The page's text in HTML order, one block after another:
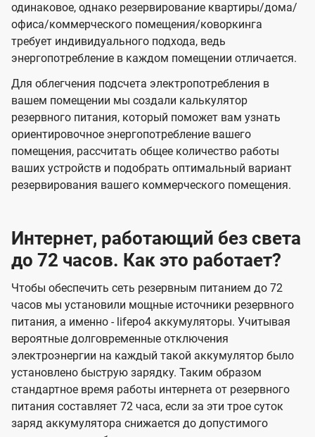
одинаковое, однако резервирование квартиры/дома/
офиса/коммерческого помещения/коворкинга
требует индивидуального подхода, ведь
энергопотребление в каждом помещении отличается.
Для облегчения подсчета электропотребления в
вашем помещении мы создали калькулятор
резервного питания, который поможет вам узнать
ориентировочное энергопотребление вашего
помещения, рассчитать общее количество работы
ваших устройств и подобрать оптимальный вариант
резервирования вашего коммерческого помещения.
Интернет, работающий без света
до 72 часов. Как это работает?
Чтобы обеспечить сеть резервным питанием до 72
часов мы установили мощные источники резервного
питания, а именно - lifepo4 аккумуляторы. Учитывая
вероятные долговременные отключения
электроэнергии на каждый такой аккумулятор было
установлено быструю зарядку. Таким образом
стандартное время работы интернета от резервного
питания составляет 72 часа, если за эти трое суток
заряд аккумулятора снижается до допустимого